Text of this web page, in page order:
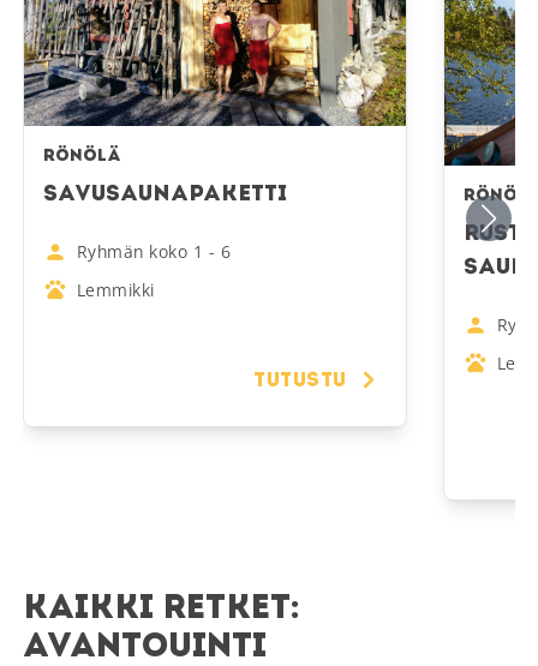
Rönölä
Savusaunapaketti
Ryhmän koko 1 - 6
Lemmikki
Tutustu
Kaikki retket:
Avantouinti